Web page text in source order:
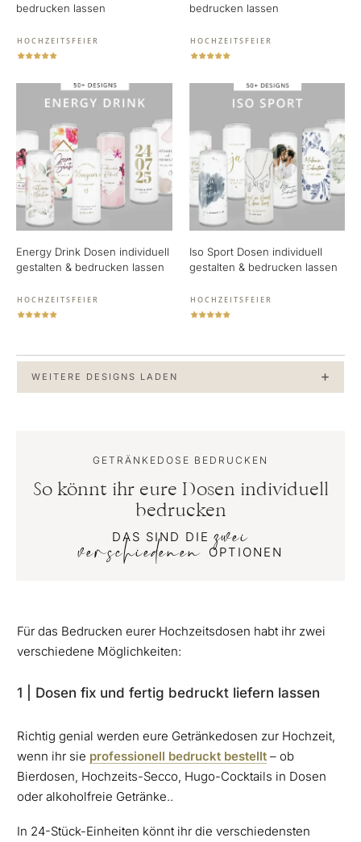
bedrucken lassen
HOCHZEITSFEIER
bedrucken lassen
HOCHZEITSFEIER
Energy Drink Dosen individuell
gestalten & bedrucken lassen
HOCHZEITSFEIER
Iso Sport Dosen individuell
gestalten & bedrucken lassen
HOCHZEITSFEIER
WEITERE DESIGNS LADEN
GETRÄNKEDOSE BEDRUCKEN
So könnt ihr eure Dosen individuell
bedrucken
DAS SIND DIEzwei
verschiedenen OPTIONEN
Für das Bedrucken eurer Hochzeitsdosen habt ihr zwei
verschiedene Möglichkeiten:
1 | Dosen fix und fertig bedruckt liefern lassen
Richtig genial werden eure Getränkedosen zur Hochzeit,
wenn ihr sie professionell bedruckt bestellt – ob
Bierdosen, Hochzeits-Secco, Hugo-Cocktails in Dosen
oder alkoholfreie Getränke..
In 24-Stück-Einheiten könnt ihr die verschiedensten